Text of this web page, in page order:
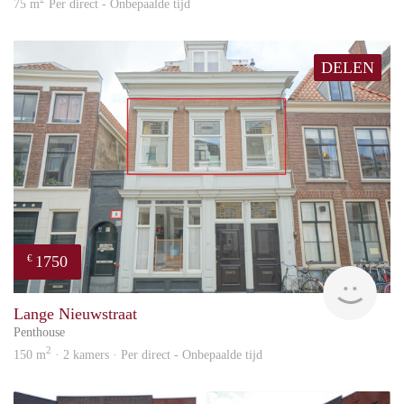
75 m Per direct - Onbepaalde tijd
DELEN
€ 1750
Lange Nieuwstraat
Penthouse
150 m2 · 2 kamers · Per direct - Onbepaalde tijd